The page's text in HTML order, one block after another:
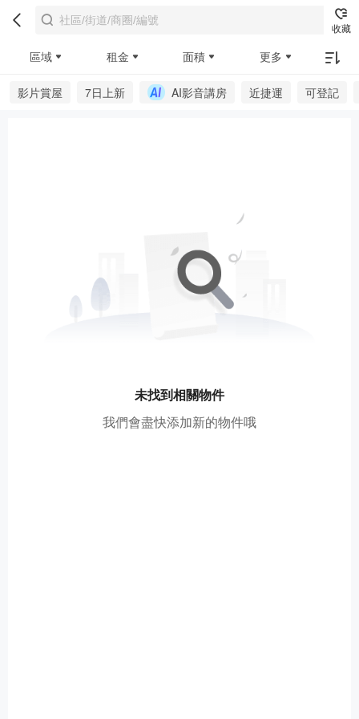
收藏
區域 租金 面積 更多
影片賞屋 7日上新 AI影音講房 近捷運 可登記
未找到相關物件
我們會盡快添加新的物件哦